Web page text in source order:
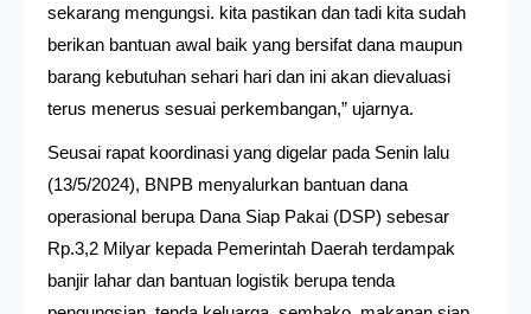
sekarang mengungsi. kita pastikan dan tadi kita sudah
berikan bantuan awal baik yang bersifat dana maupun
barang kebutuhan sehari hari dan ini akan dievaluasi
terus menerus sesuai perkembangan,” ujarnya.
Seusai rapat koordinasi yang digelar pada Senin lalu
(13/5/2024), BNPB menyalurkan bantuan dana
operasional berupa Dana Siap Pakai (DSP) sebesar
Rp.3,2 Milyar kepada Pemerintah Daerah terdampak
banjir lahar dan bantuan logistik berupa tenda